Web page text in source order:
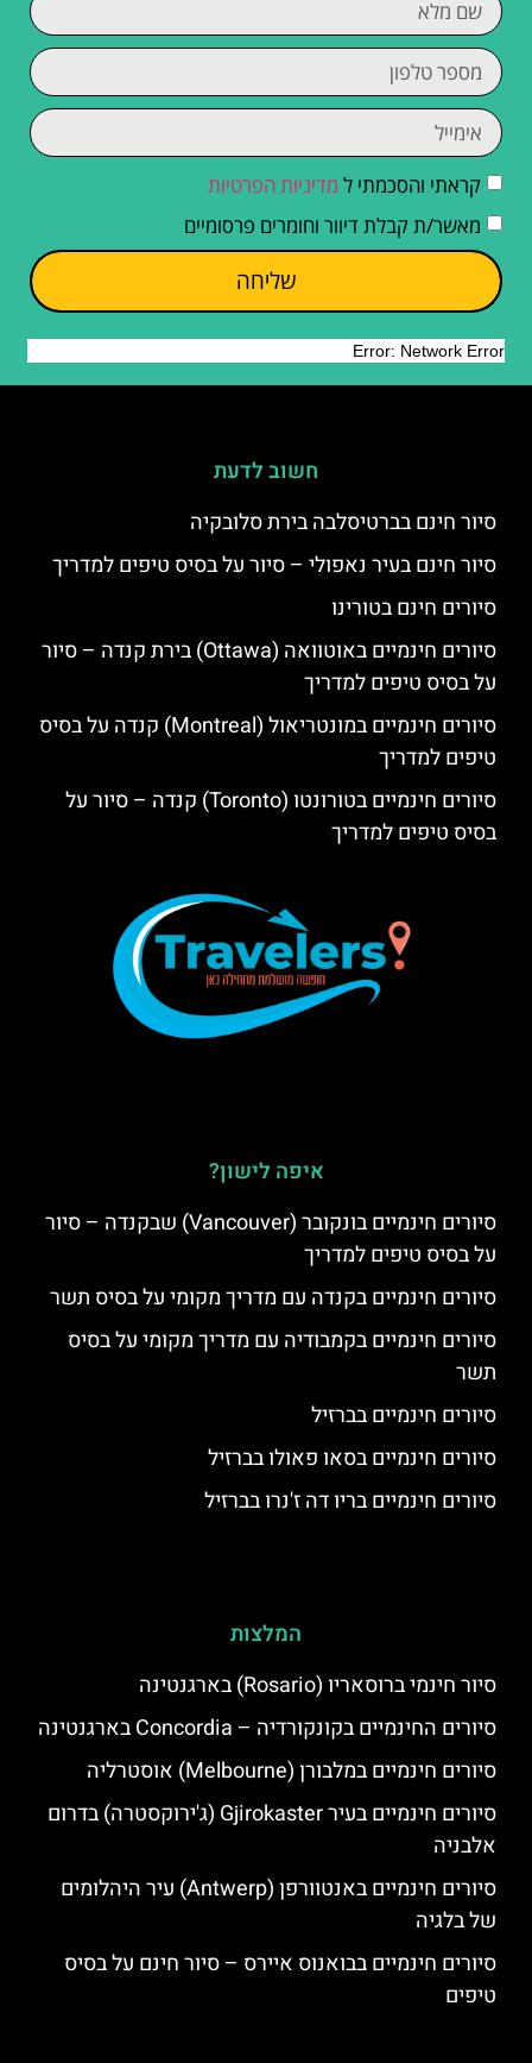
קראתי והסכמתי ל מדיניות הפרטיות
מאשר/ת קבלת דיוור וחומרים פרסומיים
שליחה
חשוב לדעת
סיור חינם בברטיסלבה בירת סלובקיה
סיור חינם בעיר נאפולי – סיור על בסיס טיפים למדריך
סיורים חינם בטורינו
סיורים חינמיים באוטוואה (Ottawa) בירת קנדה – סיור
על בסיס טיפים למדריך
סיורים חינמיים במונטריאול (Montreal) קנדה על בסיס
טיפים למדריך
סיורים חינמיים בטורונטו (Toronto) קנדה – סיור על
בסיס טיפים למדריך
איפה לישון?
סיורים חינמיים בונקובר (Vancouver) שבקנדה – סיור
על בסיס טיפים למדריך
סיורים חינמיים בקנדה עם מדריך מקומי על בסיס תשר
סיורים חינמיים בקמבודיה עם מדריך מקומי על בסיס
תשר
סיורים חינמיים בברזיל
סיורים חינמיים בסאו פאולו בברזיל
סיורים חינמיים בריו דה ז'נרו בברזיל
המלצות
סיור חינמי ברוסאריו (Rosario) בארגנטינה
סיורים החינמיים בקונקורדיה – Concordia בארגנטינה
סיורים חינמיים במלבורן (Melbourne) אוסטרליה
סיורים חינמיים בעיר Gjirokaster (ג'ירוקסטרה) בדרום
אלבניה
סיורים חינמיים באנטוורפן (Antwerp) עיר היהלומים
של בלגיה
סיורים חינמיים בבואנוס איירס – סיור חינם על בסיס
טיפים